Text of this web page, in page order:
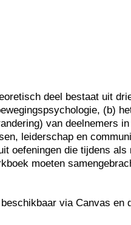
deel bestaat uit
(b)
) van deelnemers in
leiderschap en
oefeningen die tijdens als
moeten
via Canvas en